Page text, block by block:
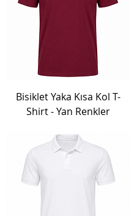
Bisiklet Yaka Kısa Kol T-
Shirt - Yan Renkler